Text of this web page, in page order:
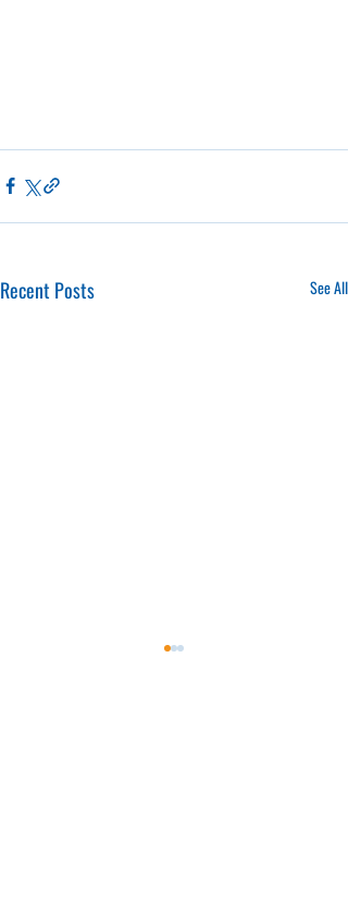
Recent Posts See All